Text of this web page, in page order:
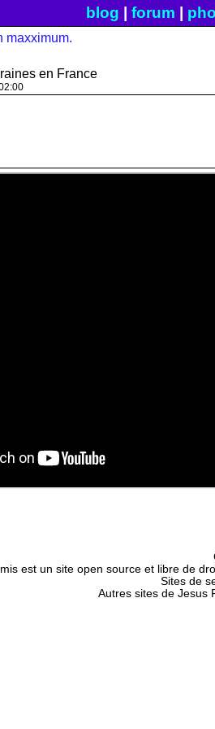
blog forum
en France
est un site open source et libre de
Sites de
Autres sites de Jesus